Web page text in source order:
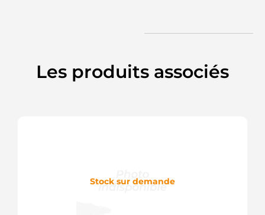
Les produits associés
Stock sur demande